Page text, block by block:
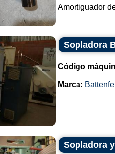
Amortiguador
Sopladora
Código
Marca:
Sopladora